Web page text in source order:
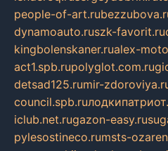
people-of-art.ru
dynamoauto.ruszk-favorit.ru
kingbolenskaner.rualex-
act1.spb.rupolyglot.com.ru
detsad125.rumir-
council.spb.ru
iclub.net.rugazon-easy.ru
pylesostineco.rumsts-